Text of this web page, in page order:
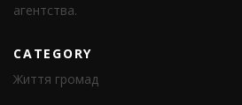
агентства.
CATEGORY
Життя громад